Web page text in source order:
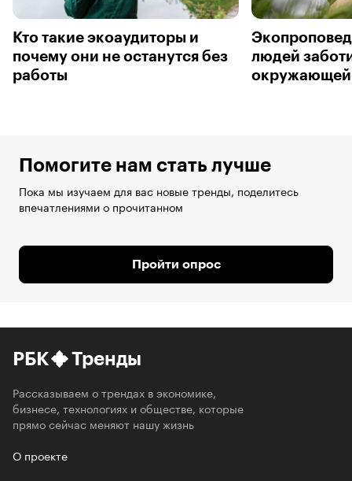
Кто такие экоаудиторы и
почему они не останутся без
работы
людей
окружающей
Помогите нам стать лучше
Пока мы изучаем для вас новые тренды, поделитесь
впечатлениями о прочитанном
Пройти опрос
РБК Тренды
Рассказываем о трендах в экономике,
бизнесе, технологиях и обществе, которые
прямо сейчас меняют нашу жизнь
О проекте